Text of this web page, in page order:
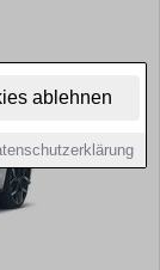
ablehnen